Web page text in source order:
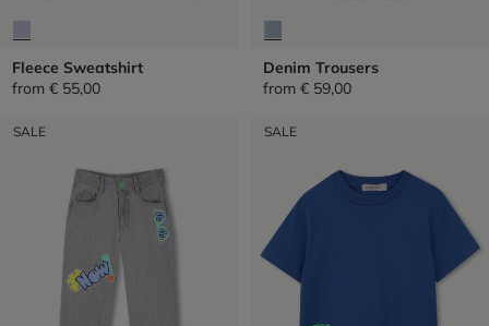
Fleece Sweatshirt
from € 55,00
Denim Trousers
from € 59,00
SALE SALE